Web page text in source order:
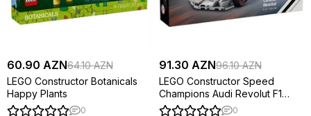
60.90 AZN64.10 AZN
LEGO Constructor Botanicals
Happy Plants
0
91.30 AZN96.10 AZN
LEGO Constructor Speed
Champions Audi Revolut F1
Team R26 Race Car
0